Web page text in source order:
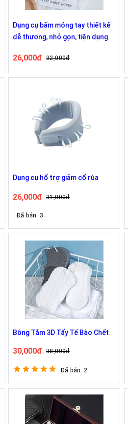
Dụng cụ bấm móng tay thiết kế
dễ thương, nhỏ gọn, tiện dụng
26,000đ 32,000đ
Dụng cụ hổ trợ giảm cổ rùa
26,000đ 31,000đ
Đã bán: 3
Bông Tắm 3D Tẩy Tế Bào Chết
30,000đ 38,000đ
Đã bán: 2